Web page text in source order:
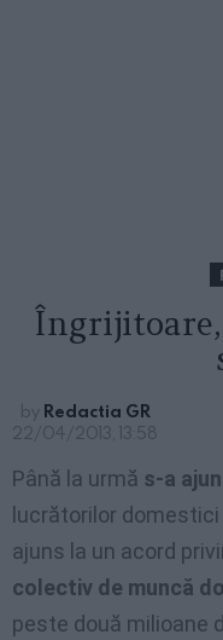
by Redactia GR
22/04/2013, 13:58
Până la urmă s-a
lucrătorilor
ajuns la un acord
colectiv de muncă
peste două milioane